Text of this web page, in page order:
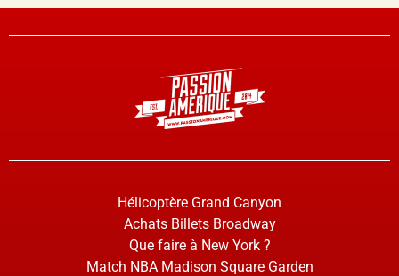
Hélicoptère Grand Canyon
Achats Billets Broadway
Que faire à New York ?
Match NBA Madison Square Garden